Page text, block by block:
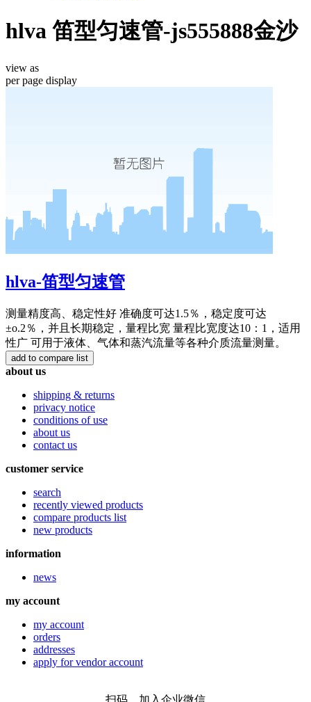
hlva 笛型匀速管-js555888金沙
view as
per page display
hlva-笛型匀速管
测量精度高、稳定性好 准确度可达1.5％，稳定度可达
±o.2％，并且长期稳定，量程比宽 量程比宽度达10：1，适用
性广 可用于液体、气体和蒸汽流量等各种介质流量测量。
about us
shipping & returns
privacy notice
conditions of use
about us
contact us
customer service
search
recently viewed products
compare products list
new products
information
news
my account
my account
orders
addresses
apply for vendor account
扫码，加入企业微信